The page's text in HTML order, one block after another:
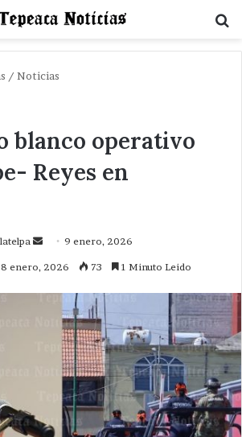
/ Noticias
blanco operativo
Reyes en
Send9 enero, 2026
enero, 2026 73 1 Minuto Leido